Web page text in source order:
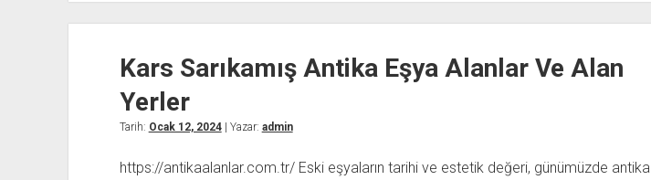
Abone
Kars Sarıkamış Antika Eşya Alanlar Ve Alan
Yerler
Tarih: Ocak 12, 2024| Yazar: admin
https://antikaalanlar.com.tr/ Eski eşyaların tarihi ve estetik değeri, günümüzde antika